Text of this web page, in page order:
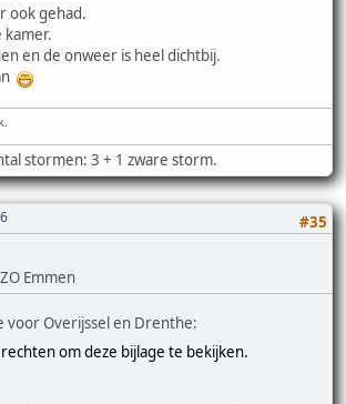
ook gehad.
kamer.
en de onweer is heel dichtbij.
stormen: 3 + 1 zware storm.
#35
Emmen
voor Overijssel en Drenthe:
om deze bijlage te bekijken.